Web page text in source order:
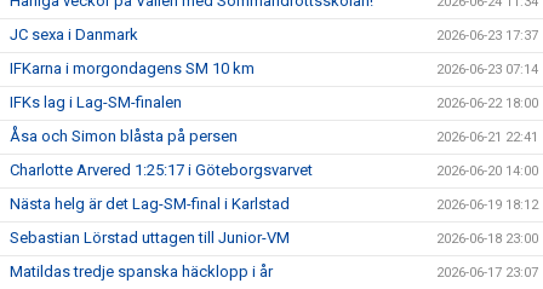
JC sexa i Danmark 2026-06-23 17:37
IFKarna i morgondagens SM 10 km 2026-06-23 07:14
IFKs lag i Lag-SM-finalen 2026-06-22 18:00
Åsa och Simon blåsta på persen 2026-06-21 22:41
Charlotte Arvered 1:25:17 i Göteborgsvarvet 2026-06-20 14:00
Nästa helg är det Lag-SM-final i Karlstad 2026-06-19 18:12
Sebastian Lörstad uttagen till Junior-VM 2026-06-18 23:00
Matildas tredje spanska häcklopp i år 2026-06-17 23:07